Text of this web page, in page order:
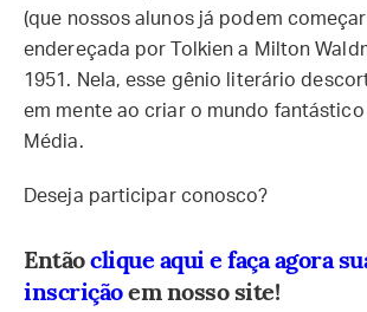
(que nossos alunos já podem começar
endereçada por Tolkien a Milton
1951. Nela, esse gênio literário
em mente ao criar o mundo fantástico
Média.
Deseja participar conosco?
Então clique aqui e faça agora
inscriçãoem nosso site!